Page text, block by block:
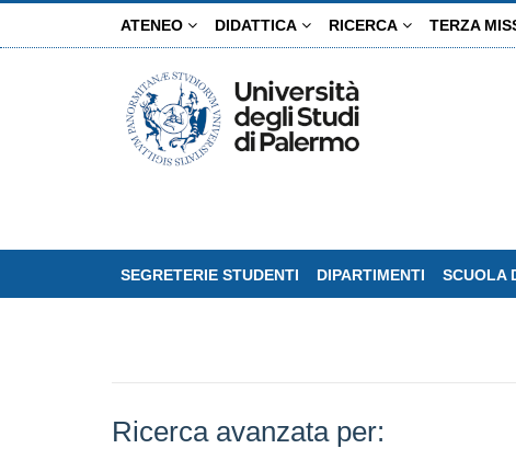
ATENEO DIDATTICA RICERCA TERZA
SEGRETERIE STUDENTI DIPARTIMENTI SCUOLA
Ricerca avanzata per: